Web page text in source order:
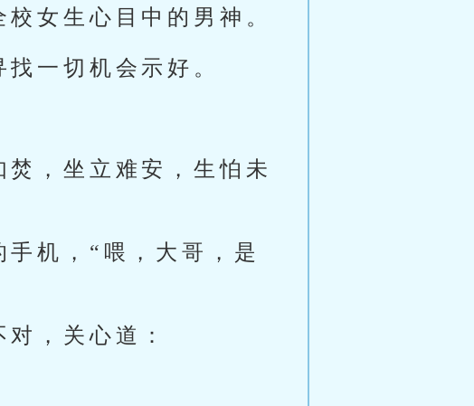
女生心目中的男神。
一切机会示好。
，坐立难安，生怕未
机，“喂，大哥，是
，关心道：